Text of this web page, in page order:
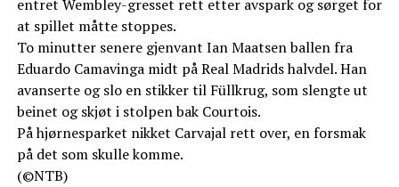
entret Wembley-gresset rett etter avspark og sørget for
at spillet måtte stoppes.
To minutter senere gjenvant Ian Maatsen ballen fra
Eduardo Camavinga midt på Real Madrids halvdel. Han
avanserte og slo en stikker til Füllkrug, som slengte ut
beinet og skjøt i stolpen bak Courtois.
På hjørnesparket nikket Carvajal rett over, en forsmak
på det som skulle komme.
(©NTB)